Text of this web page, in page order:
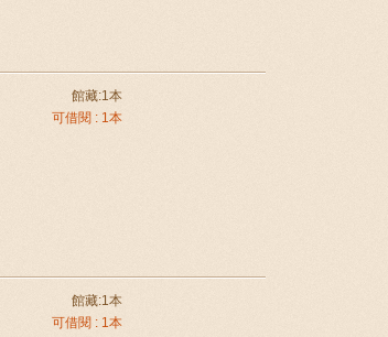
館藏:1本
可借閱 : 1本
館藏:1本
可借閱 : 1本